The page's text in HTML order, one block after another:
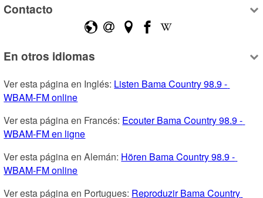
Contacto
En otros idiomas
Ver esta página en Inglés: Listen Bama Country 98.9 -
WBAM-FM online
Ver esta página en Francés: Ecouter Bama Country 98.9 -
WBAM-FM en ligne
Ver esta página en Alemán: Hören Bama Country 98.9 -
WBAM-FM online
Ver esta página en Portugues: Reproduzir Bama Country